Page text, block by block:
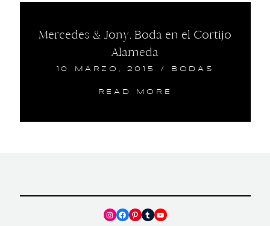
Mercedes & Jony. Boda en el Cortijo
Alameda
10 MARZO, 2015 / BODAS
READ MORE
Instagram
Facebook
Pinterest
TumblrYouTube